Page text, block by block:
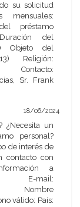
su solicitud
mensuales:
del préstamo
Duración del
Objeto del
13) Religión:
. Contacto:
Sr. Frank
18/06/2024
¿Necesita un
personal?
de interés de
contacto con
a
mail:
Nombre
válido: País: